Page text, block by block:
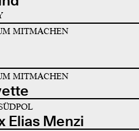
MITMACHEN
MITMACHEN
Elias Menzi